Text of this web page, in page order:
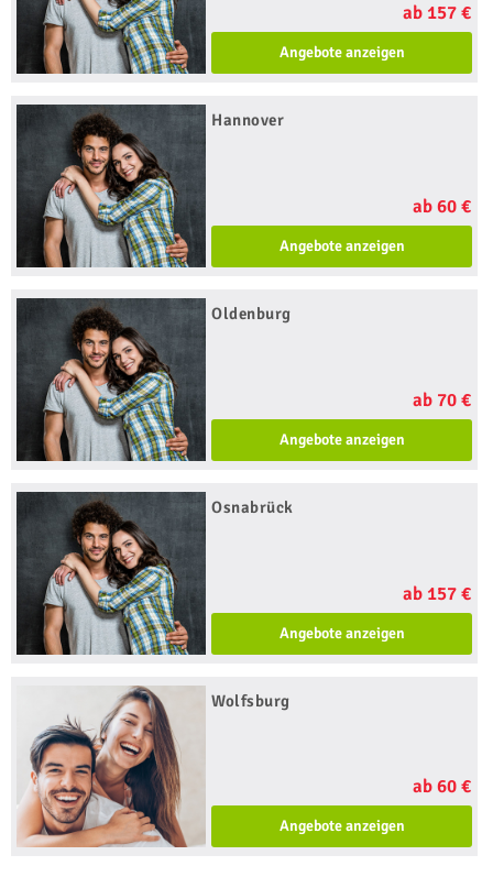
ab 157 €
Angebote anzeigen
Hannover
ab 60 €
Angebote anzeigen
Oldenburg
ab 70 €
Angebote anzeigen
Osnabrück
ab 157 €
Angebote anzeigen
Wolfsburg
ab 60 €
Angebote anzeigen